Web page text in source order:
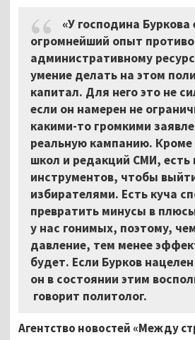
«У господина Буркова
огромнейший опыт
административному
умение делать на этом
капитал. Для него это не
если он намерен не
какими-то громкими
реальную кампанию.
школ и редакций СМИ, есть
инструментов, чтобы
избирателями. Есть куча
превратить минусы в
у нас гонимых, поэтому,
давление, тем менее
будет. Если Бурков
он в состоянии этим
говорит политолог.
Агентство новостей «Между